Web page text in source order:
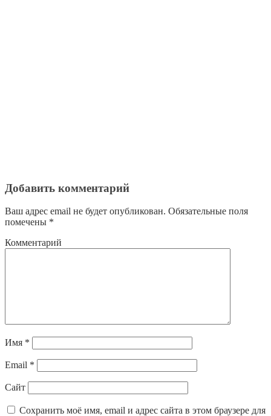
Добавить комментарий
Ваш адрес email не будет опубликован. Обязательные поля
помечены *
Комментарий
Имя *
Email *
Сайт
Сохранить моё имя, email и адрес сайта в этом браузере для